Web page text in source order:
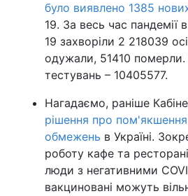
було виявлено 1385
19. За весь час пандемії
19 захворіли 2 218039
одужали, 51410
тестувань – 10405577.
Нагадаємо, раніше
рішення про пом'якшення
обмежень в Україні.
роботу кафе та
люди з негативними
вакциновані можуть